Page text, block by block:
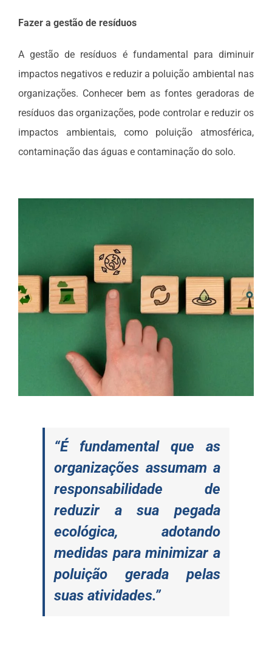
Fazer a gestão de resíduos
A gestão de resíduos é fundamental para diminuir
impactos negativos e reduzir a poluição ambiental nas
organizações. Conhecer bem as fontes geradoras de
resíduos das organizações, pode controlar e reduzir os
impactos ambientais, como poluição atmosférica,
contaminação das águas e contaminação do solo.
“É fundamental que as
organizações assumam a
responsabilidade de
reduzir a sua pegada
ecológica, adotando
medidas para minimizar a
poluição gerada pelas
suas atividades.”